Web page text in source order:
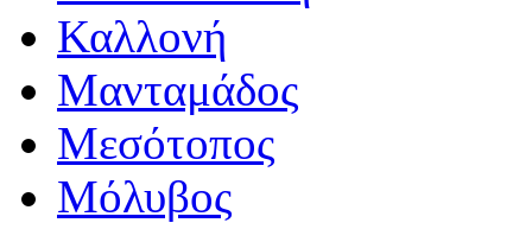
Καλλονή
Μανταμάδος
Μεσότοπος
Μόλυβος